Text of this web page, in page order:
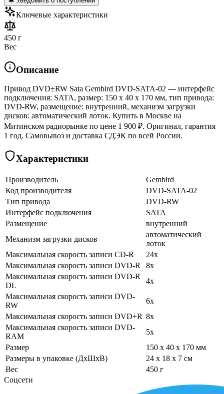
Ключевые характеристики
450 г
Вес
Описание
Привод DVD±RW Sata Gembird DVD-SATA-02 — интерфейс
подключения: SATA, размер: 150 x 40 x 170 мм, тип привода:
DVD-RW, размещение: внутренний, механизм загрузки
дисков: автоматический лоток. Купить в Москве на
Митинском радиорынке по цене 1 900 ₽. Оригинал, гарантия
1 год. Самовывоз и доставка СДЭК по всей России.
Характеристики
Производитель
Gembird
Код производителя
DVD-SATA-02
Тип привода
DVD-RW
Интерфейс подключения
SATA
Размещение
внутренний
Механизм загрузки дисков
автоматический
лоток
Максимальная скорость записи CD-R
24x
Максимальная скорость записи DVD-R
8x
Максимальная скорость записи DVD-R
DL
4x
Максимальная скорость записи DVD-
RW
6x
Максимальная скорость записи DVD+R 8x
Максимальная скорость записи DVD-
RAM
5x
Размер
150 x 40 x 170 мм
Размеры в упаковке (ДхШхВ)
24 x 18 x 7 см
Вес
450 г
Соцсети